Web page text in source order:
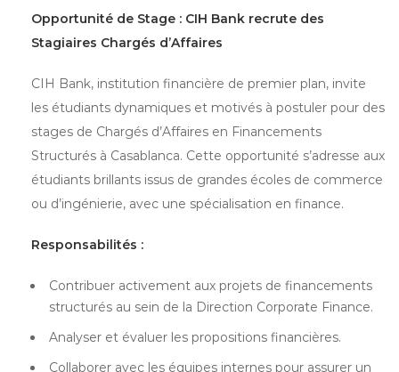
Opportunité de Stage : CIH Bank recrute des
Stagiaires Chargés d’Affaires
CIH Bank, institution financière de premier plan, invite
les étudiants dynamiques et motivés à postuler pour des
stages de Chargés d’Affaires en Financements
Structurés à Casablanca. Cette opportunité s’adresse aux
étudiants brillants issus de grandes écoles de commerce
ou d’ingénierie, avec une spécialisation en finance.
Responsabilités :
Contribuer activement aux projets de financements
structurés au sein de la Direction Corporate Finance.
Analyser et évaluer les propositions financières.
Collaborer avec les équipes internes pour assurer un